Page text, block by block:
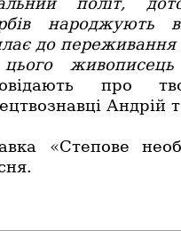
народжують
до
живописець
про
Андрій
«Степове